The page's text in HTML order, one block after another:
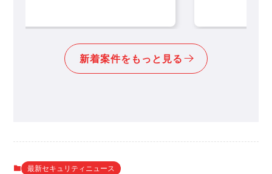
新着案件をもっと見る
最新セキュリティニュース